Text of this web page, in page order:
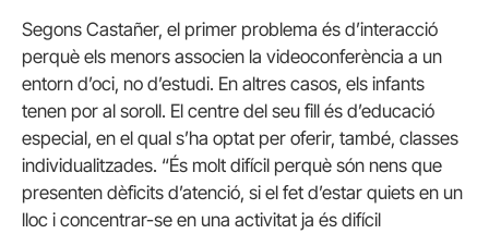
Segons Castañer, el primer problema és d’interacció
perquè els menors associen la videoconferència a un
entorn d’oci, no d’estudi. En altres casos, els infants
tenen por al soroll. El centre del seu fill és d’educació
especial, en el qual s’ha optat per oferir, també, classes
individualitzades. “És molt difícil perquè són nens que
presenten dèficits d’atenció, si el fet d’estar quiets en un
lloc i concentrar-se en una activitat ja és difícil